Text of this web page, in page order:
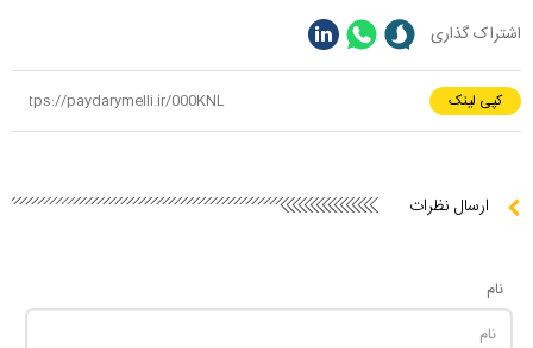
اشتراک گذاری
کپی لینک
ارسال نظرات
نام